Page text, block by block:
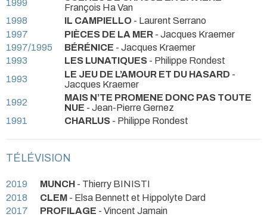
1999
François Ha Van
1998
IL CAMPIELLO - Laurent Serrano
1997
PIÈCES DE LA MER - Jacques Kraemer
1997/1995
BÉRÉNICE - Jacques Kraemer
1993
LES LUNATIQUES - Philippe Rondest
1993
LE JEU DE L’AMOUR ET DU HASARD -
Jacques Kraemer
1992
MAIS N’TE PROMENE DONC PAS TOUTE
NUE - Jean-Pierre Gernez
1991
CHARLUS - Philippe Rondest
TÉLÉVISION
2019 MUNCH - Thierry BINISTI
2018
CLEM - Elsa Bennett et Hippolyte Dard
2017
PROFILAGE - Vincent Jamain